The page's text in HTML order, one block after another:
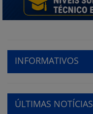
INFORMATIVOS
ÚLTIMAS NOTÍCIAS